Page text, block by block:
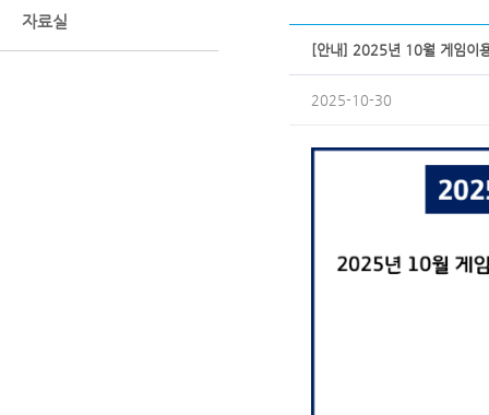
자료실
[안내] 2025년 10월 게임이
2025-10-30